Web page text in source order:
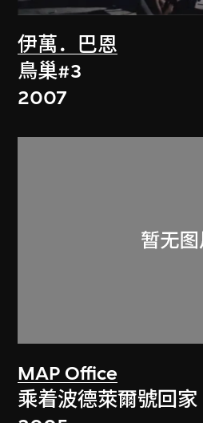
伊萬．巴恩
鳥巢#3
2007
MAP Office
乘着波德萊爾號回家